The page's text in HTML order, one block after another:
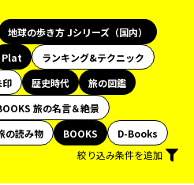
地球の歩き方 Jシリーズ（国内）
Plat
ランキング&テクニック
印 歴史時代
旅の図鑑
旅の名言＆絶景
の読み物 BOOKS
D-Books
絞り込み条件を追加